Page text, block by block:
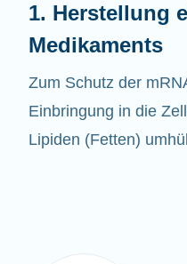
1. Herstellung
Medikaments
Zum Schutz der
Einbringung in die
Lipiden (Fetten)